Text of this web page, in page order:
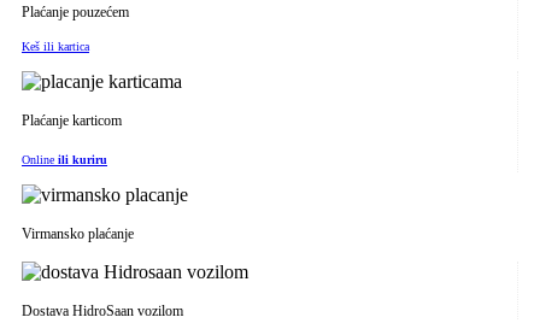
Plaćanje pouzećem
Keš ili kartica
Plaćanje karticom
Online ili kuriru
Virmansko plaćanje
Dostava HidroSaan vozilom